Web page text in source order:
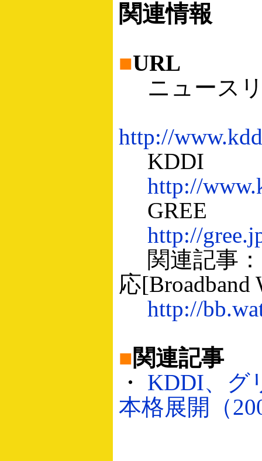
関連情報
■URL
ニュース
http://
KDDI
http://
GREE
http://
関連記事：
応[Broadband
http://
■関連記事
・ KDDI、グ
本格展開（